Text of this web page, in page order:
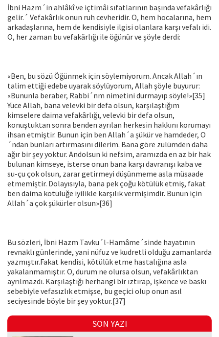
İbni Hazm´in ahlâkî ve içtimâi sıfatlarının başında vefakârlığı
gelir.´ Vefakârlık onun ruh cevheridir. O, hem hocalarına, hem
ar­kadaşlarına, hem de kendisiyle ilgisi olanlara karşı vefalı idi.
O, her zaman bu vefakârlığı ile öğünür ve şöyle derdi:
«Ben, bu sözü Öğünmek için söylemiyorum. Ancak Allah´ın
ta­lim ettiği edebe uyarak söylüyorum, Allah şöyle buyurur:
«Bunun­la beraber, Rabbi´nm nimetini durmayıp söyle!»[35]
Yüce Allah, bana velevki bir defa olsun, karşılaştığım
kimselere daima vefakârlığı, velevki bir defa olsun,
konuştuktan sonra benden ayrılan herkesin hakkını korumayı
ihsan etmiştir. Bunun için ben Allah´a şükür ve hamdeder, O
´ndan bunları artırmasını dilerim. Bana göre zulümden daha
ağır bir şey yoktur. Andolsun ki nefsim, aramızda en az bir hak
bulunan kimseye, isterse onun bana karşı davranışı kaba ve
su-çu çok olsun, zarar getirmeyi düşünmeme asla müsaade
etmemiştir. Dolayısıyla, bana pek çoğu kötülük etmiş, fakat
ben daima kötülüğe iyilikle karşılık vermişimdir. Bunun için
Allah´a çok şükürler ol­sun»[36]
Bu sözleri, İbni Hazm Tavku´l-Hamâme´sinde hayatının
revnaklı günlerinde, yani nüfuz ve kudretli olduğu zamanlarda
yazmıştır.Fakat kendisi, kötülük etme hastalığına asla
yakalanmamıştır. O, durum ne olursa olsun, vefakârlıktan
ayrılmazdı. Karşılaştığı her­hangi bir ıztırap, işkence ve baskı
sebebiyle vefasızlık etmişse, bu geçici olup onun asıl
seciyesinde böyle bir şey yoktur.[37]
SON YAZI